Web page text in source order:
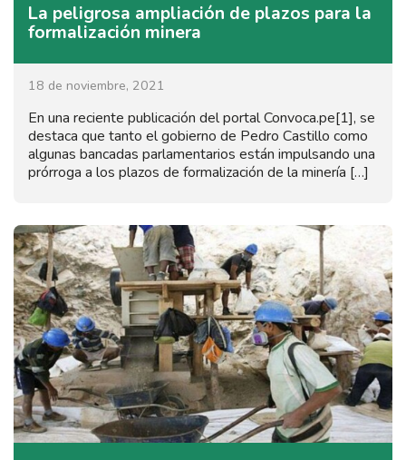
La peligrosa ampliación de plazos para la
formalización minera
18 de noviembre, 2021
En una reciente publicación del portal Convoca.pe[1], se
destaca que tanto el gobierno de Pedro Castillo como
algunas bancadas parlamentarios están impulsando una
prórroga a los plazos de formalización de la minería […]